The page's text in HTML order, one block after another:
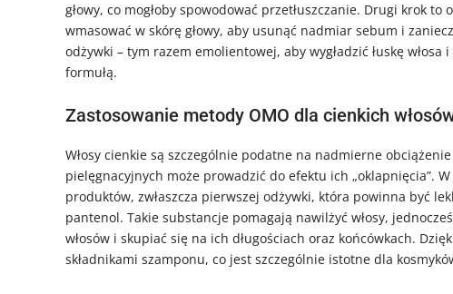
głowy, co mogłoby spowodować przetłuszczanie. Drugi krok
wmasować w skórę głowy, aby usunąć nadmiar sebum i
odżywki – tym razem emolientowej, aby wygładzić łuskę
formułą.
Zastosowanie metody OMO dla cienkich
Włosy cienkie są szczególnie podatne na nadmierne
pielęgnacyjnych może prowadzić do efektu ich „oklapnięcia”.
produktów, zwłaszcza pierwszej odżywki, która powinna być
pantenol. Takie substancje pomagają nawilżyć włosy,
włosów i skupiać się na ich długościach oraz końcówkach.
składnikami szamponu, co jest szczególnie istotne dla